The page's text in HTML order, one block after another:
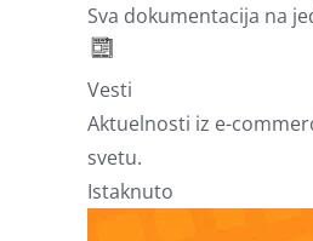
Sva dokumentacija na
Vesti
Aktuelnosti iz e-
svetu.
Istaknuto